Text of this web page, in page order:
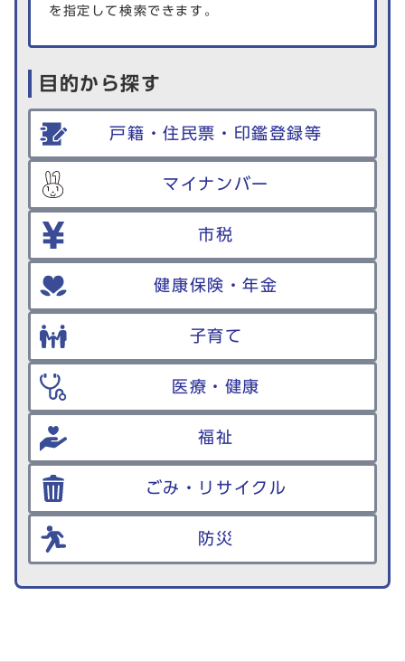
を指定して検索できます。
目的から探す
戸籍・住民票・印鑑登録等
マイナンバー
市税
健康保険・年金
子育て
医療・健康
福祉
ごみ・リサイクル
防災